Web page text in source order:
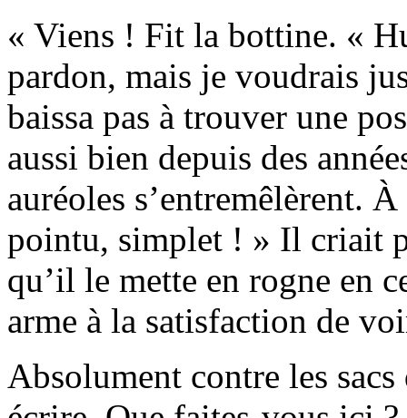
« Viens ! Fit la bottine. «
pardon, mais je voudrais
baissa pas à trouver une
aussi bien depuis des
auréoles s’entremêlèrent.
pointu, simplet ! » Il criait
qu’il le mette en rogne en
arme à la satisfaction de
Absolument contre les sacs